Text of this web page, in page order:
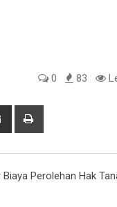
0 83
Share
Perolehan Hak